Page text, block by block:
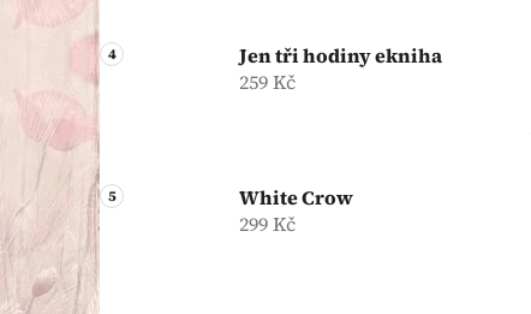
Jen tři hodiny ekniha
259 Kč
White Crow
299 Kč